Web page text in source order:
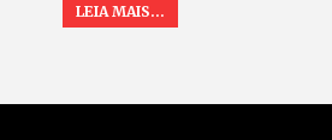
LEIA MAIS...